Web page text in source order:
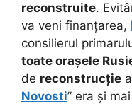
reconstruite.
va veni finanțarea,
consilierul
toate orașele
de reconstrucție
Novosti” era și